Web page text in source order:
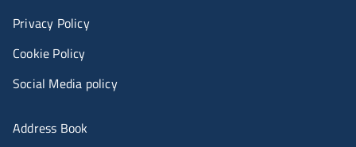
Privacy Policy
Cookie Policy
Social Media policy
Menu portale
Address Book